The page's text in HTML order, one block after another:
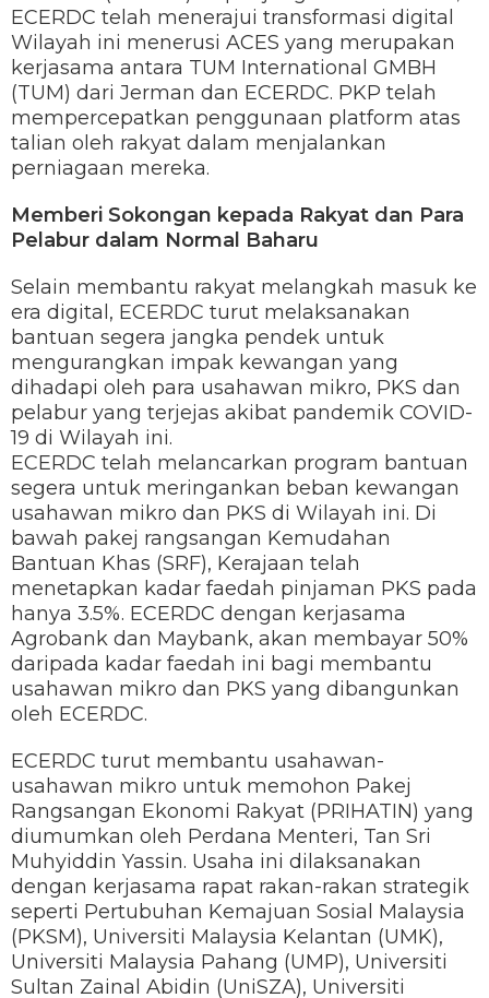
ECERDC telah menerajui transformasi digital
Wilayah ini menerusi ACES yang merupakan
kerjasama antara TUM International GMBH
(TUM) dari Jerman dan ECERDC. PKP telah
mempercepatkan penggunaan platform atas
talian oleh rakyat dalam menjalankan
perniagaan mereka.
Memberi Sokongan kepada Rakyat dan Para
Pelabur dalam Normal Baharu
Selain membantu rakyat melangkah masuk ke
era digital, ECERDC turut melaksanakan
bantuan segera jangka pendek untuk
mengurangkan impak kewangan yang
dihadapi oleh para usahawan mikro, PKS dan
pelabur yang terjejas akibat pandemik COVID-
19 di Wilayah ini.
ECERDC telah melancarkan program bantuan
segera untuk meringankan beban kewangan
usahawan mikro dan PKS di Wilayah ini. Di
bawah pakej rangsangan Kemudahan
Bantuan Khas (SRF), Kerajaan telah
menetapkan kadar faedah pinjaman PKS pada
hanya 3.5%. ECERDC dengan kerjasama
Agrobank dan Maybank, akan membayar 50%
daripada kadar faedah ini bagi membantu
usahawan mikro dan PKS yang dibangunkan
oleh ECERDC.
ECERDC turut membantu usahawan-
usahawan mikro untuk memohon Pakej
Rangsangan Ekonomi Rakyat (PRIHATIN) yang
diumumkan oleh Perdana Menteri, Tan Sri
Muhyiddin Yassin. Usaha ini dilaksanakan
dengan kerjasama rapat rakan-rakan strategik
seperti Pertubuhan Kemajuan Sosial Malaysia
(PKSM), Universiti Malaysia Kelantan (UMK),
Universiti Malaysia Pahang (UMP), Universiti
Sultan Zainal Abidin (UniSZA), Universiti